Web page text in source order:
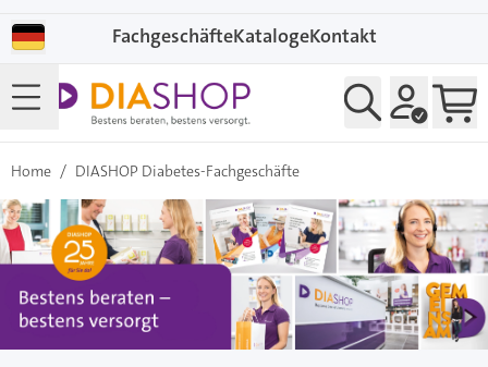
FachgeschäfteKatalogeKontakt
Home / DIASHOP Diabetes-Fachgeschäfte